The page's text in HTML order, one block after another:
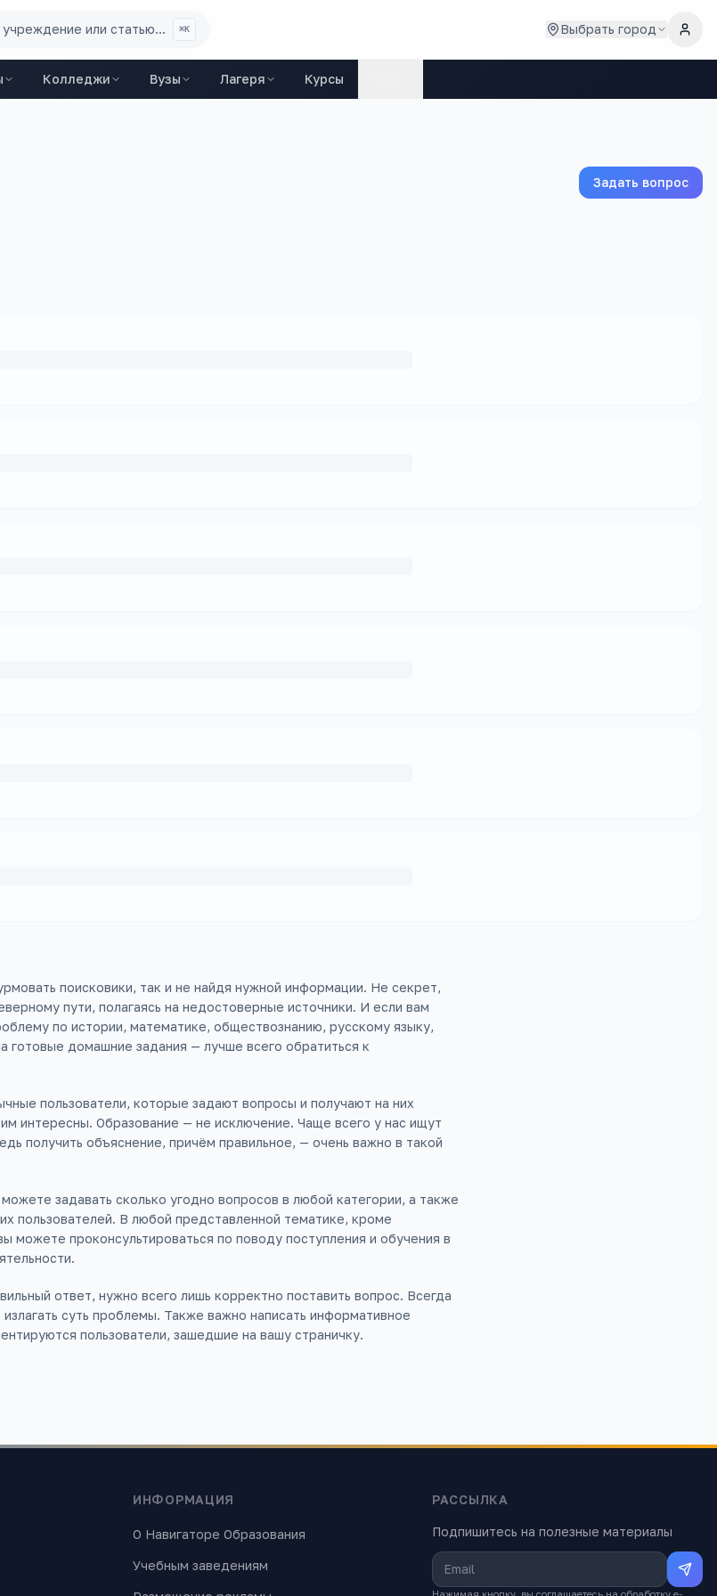
или статью... ⌘K Выбрать город
Колледжи Вузы Лагеря Курсы
Задать вопрос
поисковики, так и не найдя нужной информации. Не секрет,
пути, полагаясь на недостоверные источники. И если вам
по истории, математике, обществознанию, русскому языку,
готовые домашние задания — лучше всего обратиться к
пользователи, которые задают вопросы и получают на них
интересны. Образование — не исключение. Чаще всего у нас ищут
получить объяснение, причём правильное, — очень важно в такой
задавать сколько угодно вопросов в любой категории, а также
пользователей. В любой представленной тематике, кроме
можете проконсультироваться по поводу поступления и обучения в
ответ, нужно всего лишь корректно поставить вопрос. Всегда
суть проблемы. Также важно написать информативное
пользователи, зашедшие на вашу страничку.
ИНФОРМАЦИЯ
О Навигаторе Образования
Учебным заведениям
РАССЫЛКА
Подпишитесь на полезные материалы